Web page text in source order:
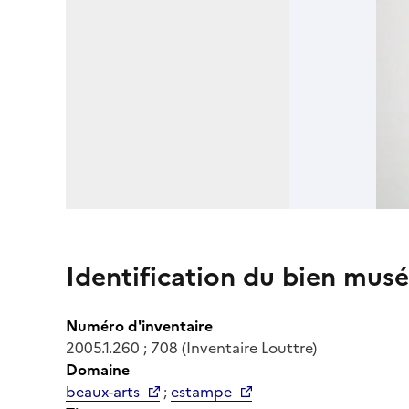
Identification du bien
Numéro d'inventaire
2005.1.260 ; 708 (Inventaire Louttre)
Domaine
beaux-arts
;estampe